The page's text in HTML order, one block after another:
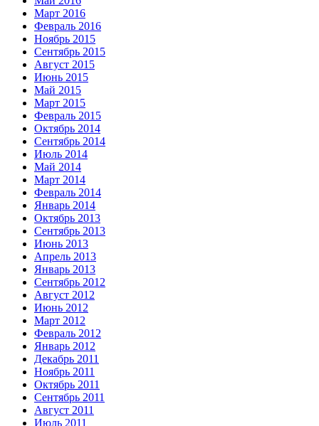
Март 2016
Февраль 2016
Ноябрь 2015
Сентябрь 2015
Август 2015
Июнь 2015
Май 2015
Март 2015
Февраль 2015
Октябрь 2014
Сентябрь 2014
Июль 2014
Май 2014
Март 2014
Февраль 2014
Январь 2014
Октябрь 2013
Сентябрь 2013
Июнь 2013
Апрель 2013
Январь 2013
Сентябрь 2012
Август 2012
Июнь 2012
Март 2012
Февраль 2012
Январь 2012
Декабрь 2011
Ноябрь 2011
Октябрь 2011
Сентябрь 2011
Август 2011
Июль 2011